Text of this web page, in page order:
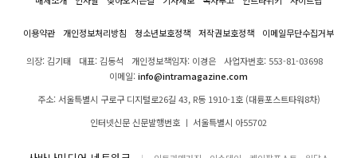
이용약관 개인정보처리방침 청소년보호정책 저작권보호정책 이메일무단수집거부
의장: 김기태 대표: 김동석 개인정보책임자: 이경은
사업자번호: 553-81-03698
이메일:info@intramagazine.com
주소: 서울특별시 구로구 디지털로26길 43, R동 1910-1호 (대륭포스트타워8차)
인터넷신문 신문발행번호 ㅣ 서울특별시 아55702